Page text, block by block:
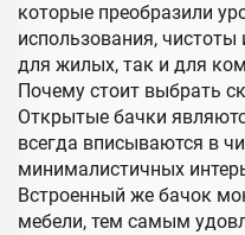
которые преобразили
использования, чистоты
для жилых, так и для
Почему стоит выбрать
Открытые бачки
всегда вписываются в
минималистичных
Встроенный же бачок
мебели, тем самым